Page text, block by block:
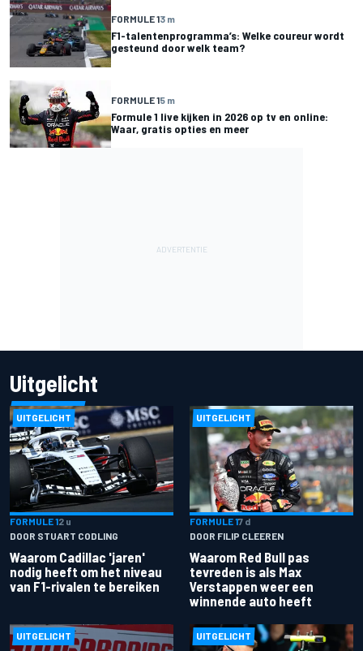
FORMULE 13 m
F1-talentenprogramma’s: Welke coureur wordt
gesteund door welk team?
FORMULE 15 m
Formule 1 live kijken in 2026 op tv en online:
Waar, gratis opties en meer
Uitgelicht
UITGELICHT
FORMULE 12 u
DOOR STUART CODLING
Waarom Cadillac 'jaren'
nodig heeft om het niveau
van F1-rivalen te bereiken
UITGELICHT
FORMULE 17 d
DOOR FILIP CLEEREN
Waarom Red Bull pas
tevreden is als Max
Verstappen weer een
winnende auto heeft
UITGELICHT UITGELICHT